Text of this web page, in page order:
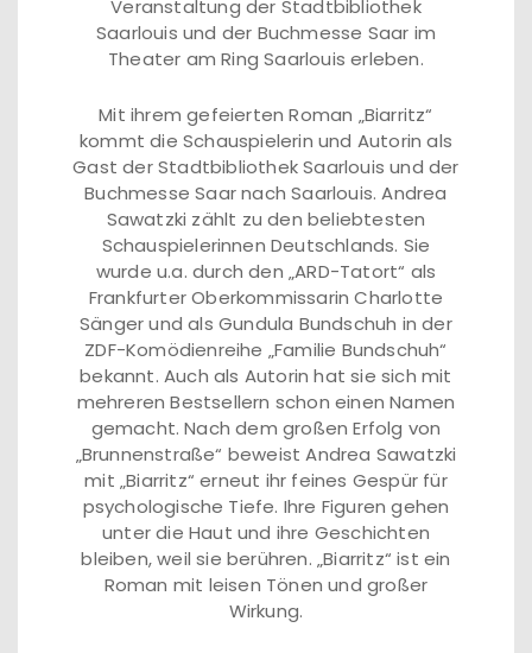
Veranstaltung der Stadtbibliothek
Saarlouis und der Buchmesse Saar im
Theater am Ring Saarlouis erleben.
Mit ihrem gefeierten Roman „Biarritz“
kommt die Schauspielerin und Autorin als
Gast der Stadtbibliothek Saarlouis und der
Buchmesse Saar nach Saarlouis. Andrea
Sawatzki zählt zu den beliebtesten
Schauspielerinnen Deutschlands. Sie
wurde u.a. durch den „ARD-Tatort“ als
Frankfurter Oberkommissarin Charlotte
Sänger und als Gundula Bundschuh in der
ZDF-Komödienreihe „Familie Bundschuh“
bekannt. Auch als Autorin hat sie sich mit
mehreren Bestsellern schon einen Namen
gemacht. Nach dem großen Erfolg von
„Brunnenstraße“ beweist Andrea Sawatzki
mit „Biarritz“ erneut ihr feines Gespür für
psychologische Tiefe. Ihre Figuren gehen
unter die Haut und ihre Geschichten
bleiben, weil sie berühren. „Biarritz“ ist ein
Roman mit leisen Tönen und großer
Wirkung.